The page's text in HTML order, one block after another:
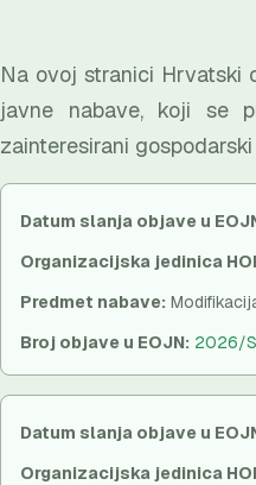
Na ovoj stranici Hrvatski
javne nabave, koji se
zainteresirani
Datum slanja objave u
Organizacijska jedinica
Predmet nabave:
Broj objave u EOJN: 2026/
Datum slanja objave u
Organizacijska jedinica